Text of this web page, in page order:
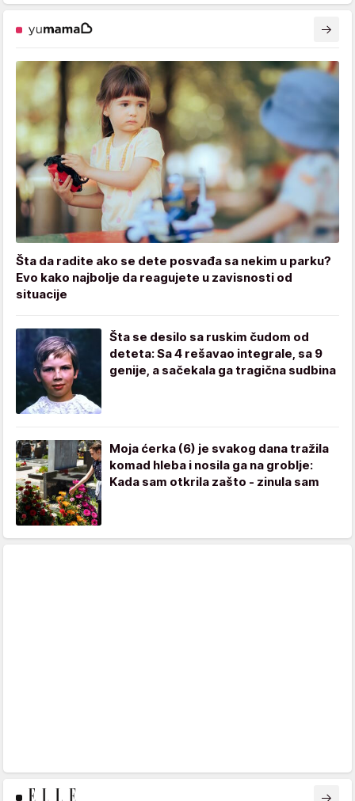
Šta da radite ako se dete posvađa sa nekim u parku?
Evo kako najbolje da reagujete u zavisnosti od
situacije
Šta se desilo sa ruskim čudom od
deteta: Sa 4 rešavao integrale, sa 9
genije, a sačekala ga tragična sudbina
Moja ćerka (6) je svakog dana tražila
komad hleba i nosila ga na groblje:
Kada sam otkrila zašto - zinula sam